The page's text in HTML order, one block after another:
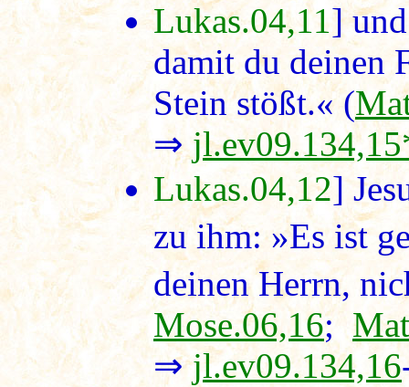
Lukas.04,11]
damit du deinen
Stein stößt.« (
⇒
Lukas.04,12]
zu ihm: »Es ist
deinen Herrn,
Mose.06,16;
⇒jl.ev09.134,16